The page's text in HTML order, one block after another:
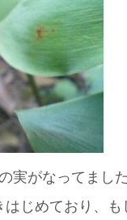
実がなってまし
はじめており、